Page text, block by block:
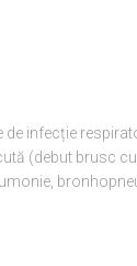
de infecție
(debut brusc